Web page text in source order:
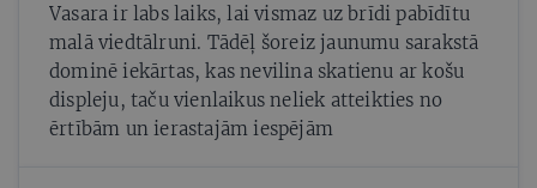
Vasara ir labs laiks, lai vismaz uz brīdi pabīdītu
malā viedtālruni. Tādēļ šoreiz jaunumu sarakstā
dominē iekārtas, kas nevilina skatienu ar košu
displeju, taču vienlaikus neliek atteikties no
ērtībām un ierastajām iespējām